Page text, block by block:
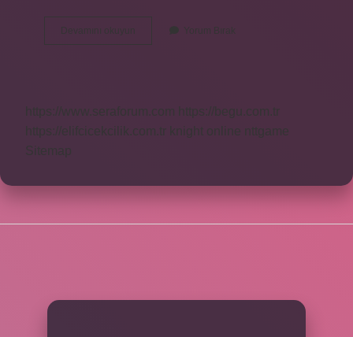
Yorum Bırak
https://www.seraforum.com
https://begu.com.tr
https://elifcicekcilik.com.tr
knight online
nttgame